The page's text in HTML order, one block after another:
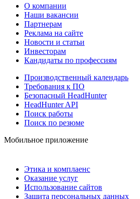
О компании
Наши вакансии
Партнерам
Реклама на сайте
Новости и статьи
Инвесторам
Кандидаты по профессиям
Производственный календарь
Требования к ПО
Безопасный HeadHunter
HeadHunter API
Поиск работы
Поиск по резюме
Мобильное приложение
Этика и комплаенс
Оказание услуг
Использование сайтов
Защита персональных данных